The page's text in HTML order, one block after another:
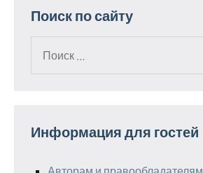
Поиск по сайту
Информация для гостей
Авторам и правообладателям